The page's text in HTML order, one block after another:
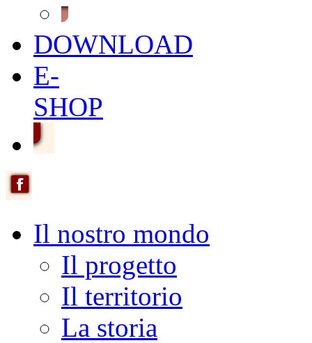
DOWNLOAD
E-
SHOP
Il nostro mondo
Il progetto
Il territorio
La storia